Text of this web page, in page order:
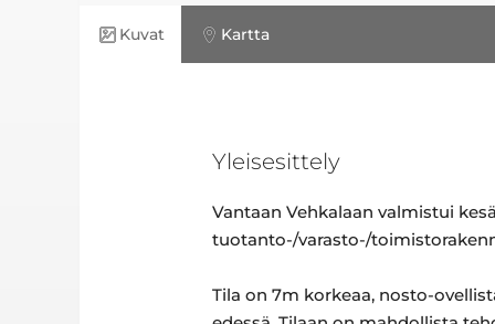
Kuvat Kartta
Yleisesittely
Vantaan Vehkalaan valmistui
tuotanto-/varasto-/
Tila on 7m korkeaa, nosto-